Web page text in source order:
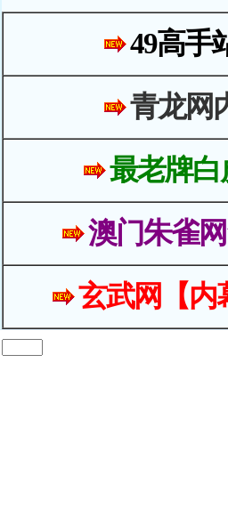
49高手
青龙网
最老牌白
澳门朱雀
玄武网【